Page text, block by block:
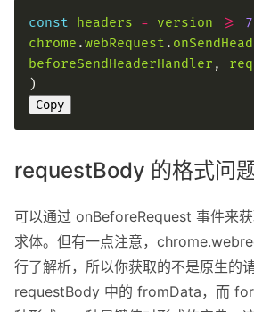
const headers = version >=
chrome .webRequest .
beforeSendHeaderHandler ,
Copy
requestBody 的格式问
可以通过 onBeforeRequest 事件来
求体。但有一点注意，
行了解析，所以你获取的不是原生的
requestBody 中的 fromData，而